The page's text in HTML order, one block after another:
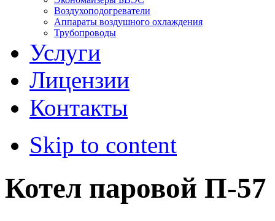
Воздухоподогреватели
Аппараты воздушного охлаждения
Трубопроводы
Услуги
Лицензии
Контакты
Skip to content
Котел паровой П-57